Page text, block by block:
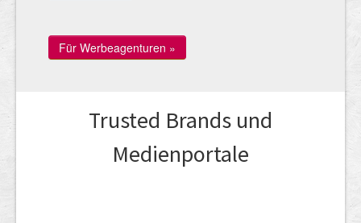
Für Werbeagenturen »
Trusted Brands und
Medienportale